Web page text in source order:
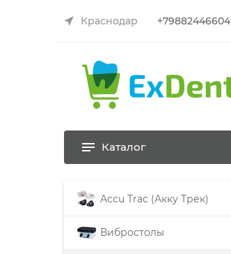
Краснодар +79882446604
Каталог
Accu Trac (Акку Трек)
Вибростолы